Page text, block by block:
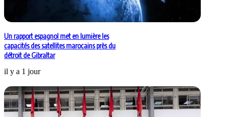
Un rapport espagnol met en lumière les
capacités des satellites marocains près du
détroit de Gibraltar
il y a 1 jour